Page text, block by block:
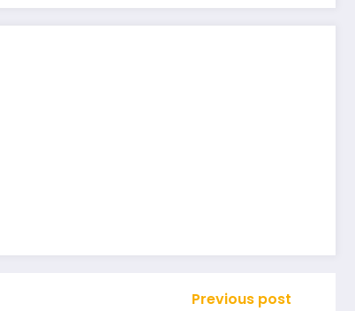
Previous post